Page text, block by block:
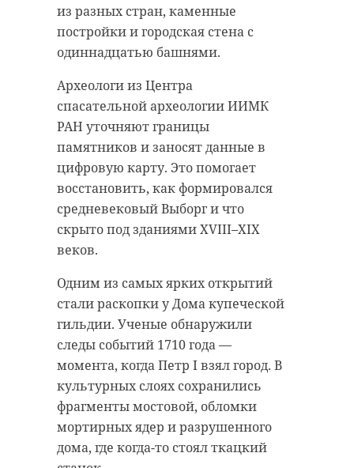
из разных стран, каменные
постройки и городская стена с
одиннадцатью башнями.
Археологи из Центра
спасательной археологии ИИМК
РАН уточняют границы
памятников и заносят данные в
цифровую карту. Это помогает
восстановить, как формировался
средневековый Выборг и что
скрыто под зданиями XVIII–XIX
веков.
Одним из самых ярких открытий
стали раскопки у Дома купеческой
гильдии. Ученые обнаружили
следы событий 1710 года —
момента, когда Петр I взял город. В
культурных слоях сохранились
фрагменты мостовой, обломки
мортирных ядер и разрушенного
дома, где когда-то стоял ткацкий
Из-за тяжелой дорожной
обстановки девушка могла не
успеть доехать до больницы.
Денис Николаев и его напарник
лейтенант Дмитрий Рослов сразу
поняли всю серьезность
ситуации. Они пересадили 21-
летнюю девушку в патрульный
автомобиль.
На протяжении всего пути
инспекторы подбадривали
спецсигналами полицейские в
кратчайшие сроки доставили
беременную в роддом. Спустя
буквально несколько минут у
девушки родился здоровый
малыш.
Недавно маму и ребенка
выписали из больницы.
Поисковая операция закончилась
успешно, - рассказали в пресс-
службе АССЛО. Утром в четверг, 30
обнаружили заблудившегося
мужчину. Любителя лесных
прогулок вывели к его
автомобилю.